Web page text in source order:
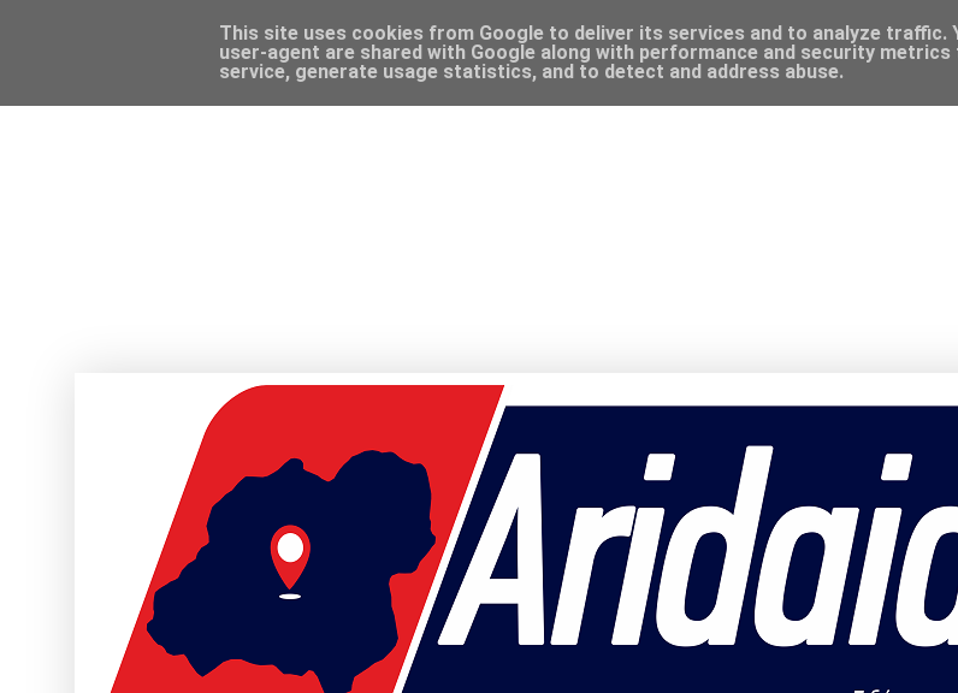
This site uses cookies from Google to deliver its services and to analyze traffic.
user-agent are shared with Google along with performance and security
service, generate usage statistics, and to detect and address abuse.